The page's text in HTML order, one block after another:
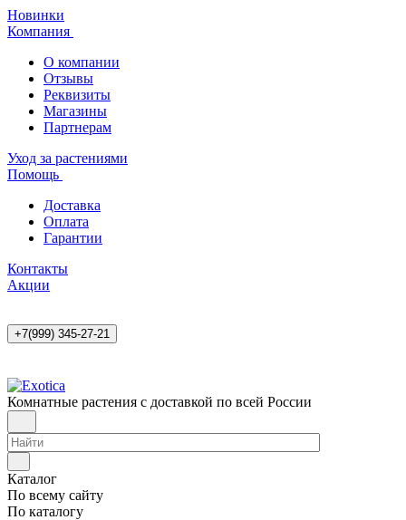
Новинки
Компания
О компании
Отзывы
Реквизиты
Магазины
Партнерам
Уход за растениями
Помощь
Доставка
Оплата
Гарантии
Контакты
Акции
+7(999) 345-27-21
Комнатные растения с доставкой по всей России
Каталог
По всему сайту
По каталогу